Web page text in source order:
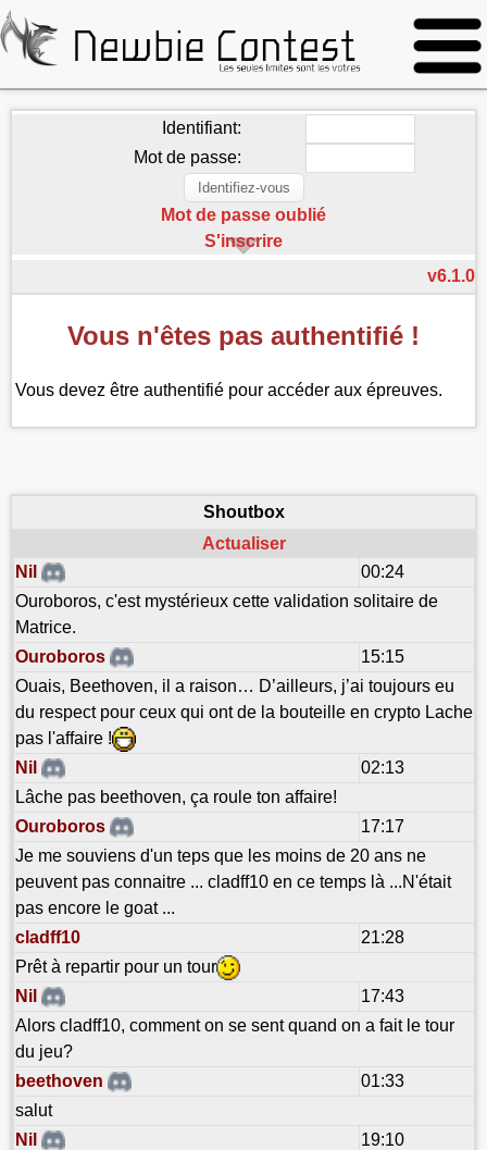
Identifiant:
Mot de passe:
Mot de passe oublié
S'inscrire
v6.1.0
Vous n'êtes pas authentifié !
Vous devez être authentifié pour accéder aux épreuves.
Shoutbox
Actualiser
Nil
00:24
Ouroboros, c'est mystérieux cette validation solitaire de
Matrice.
Ouroboros
15:15
Ouais, Beethoven, il a raison… D’ailleurs, j’ai toujours eu
du respect pour ceux qui ont de la bouteille en crypto Lache
pas l'affaire !
Nil
02:13
Lâche pas beethoven, ça roule ton affaire!
Ouroboros
17:17
Je me souviens d'un teps que les moins de 20 ans ne
peuvent pas connaitre ... cladff10 en ce temps là ...N'était
pas encore le goat ...
cladff10
21:28
Prêt à repartir pour un tour
Nil
17:43
Alors cladff10, comment on se sent quand on a fait le tour
du jeu?
beethoven
01:33
salut
Nil
19:10